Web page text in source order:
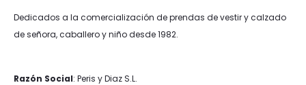
Dedicados a la comercialización de prendas de vestir y calzado
de señora, caballero y niño desde 1982.
Razón Social: Peris y Diaz S.L.